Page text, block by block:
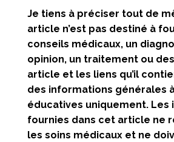
Je tiens à préciser tout de
article n’est pas destiné à
conseils médicaux, un
opinion, un traitement ou
article et les liens qu’il
des informations générales
éducatives uniquement. Les
fournies dans cet article ne
les soins médicaux et ne